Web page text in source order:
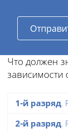
Что должен
зависимости
1-й разряд.
2-й разряд.